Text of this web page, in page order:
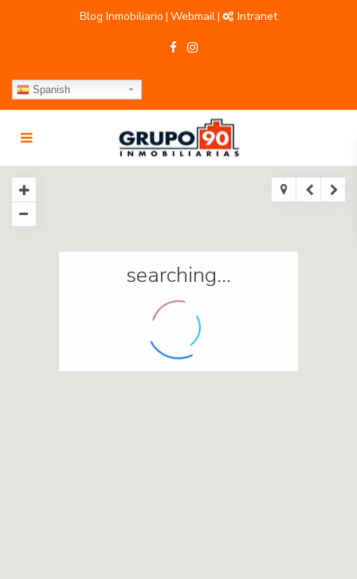
Blog Inmobiliario | Webmail| Intranet
Spanish
searching...